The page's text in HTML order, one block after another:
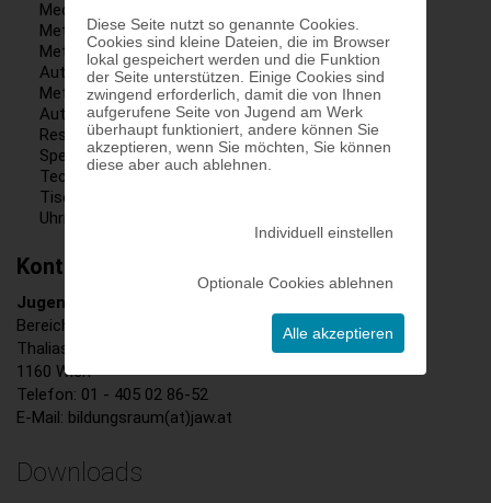
Diese Seite nutzt so genannte Cookies.
Cookies sind kleine Dateien, die im Browser
lokal gespeichert werden und die Funktion
der Seite unterstützen. Einige Cookies sind
zwingend erforderlich, damit die von Ihnen
aufgerufene Seite von Jugend am Werk
überhaupt funktioniert, andere können Sie
akzeptieren, wenn Sie möchten, Sie können
diese aber auch ablehnen.
Individuell einstellen
Optionale Cookies ablehnen
Alle akzeptieren
Mechatronik - Automatisierungstechnik
Metallbearbeitung
Metalltechnik - Maschinenbautechnik -
Automatisierungstechnik
Metalltechnik - Zerspanungstechnik -
Automatisierungstechnik
Restaurantfachleute
Spengler:in
Technisches Zeichnen
Tischler:in
Uhrmacher:in und Zeitmesstechniker:in
Kontakt:
Jugend am Werk Bildungs:Raum
Bereichsleitung: Janosch Stratemann, MA
Thaliastraße 85
1160 Wien
Telefon: 01 - 405 02 86-52
E-Mail : bildungsraum(at)jaw.at
Downloads